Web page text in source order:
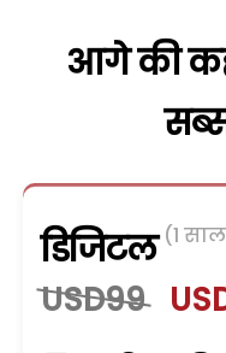
आगे की
डिजिटल (1
USD99